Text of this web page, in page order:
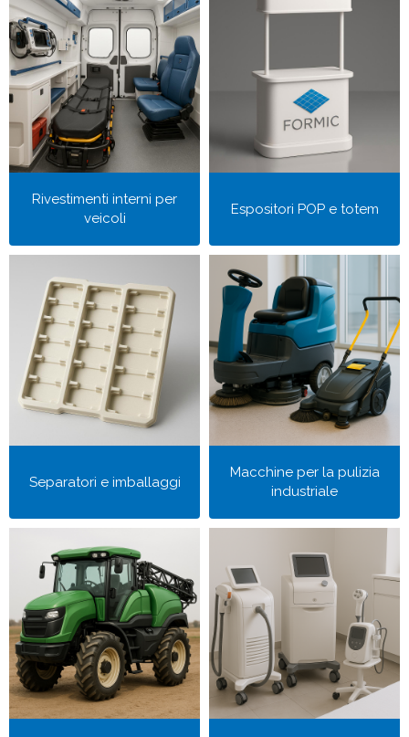
Rivestimenti interni per
veicoli
Espositori POP e totem
Separatori e imballaggi
Macchine per la pulizia
industriale